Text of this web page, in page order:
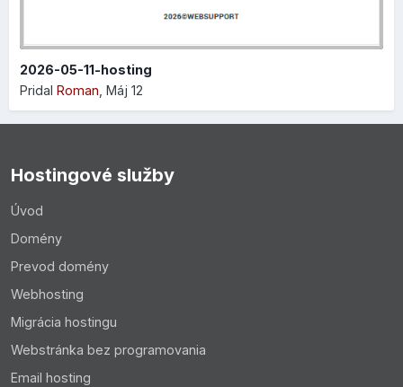
2026-05-11-hosting
Pridal Roman Máj 12
Hostingové služby
Úvod
Domény
Prevod domény
Webhosting
Migrácia hostingu
Webstránka bez programovania
Email hosting